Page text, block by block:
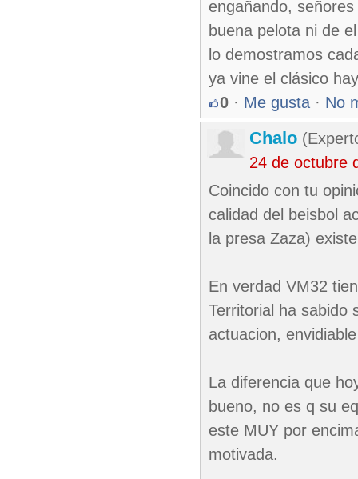
engañando,
buena pelota ni de
lo demostramos
ya vine el clásico
0 · Me gusta · No
Chalo
24 de octubre
Coincido con tu
calidad del beisbol
la presa Zaza)
En verdad VM32
Territorial ha sabido
actuacion,
La diferencia que
bueno, no es q su
este MUY por
motivada.